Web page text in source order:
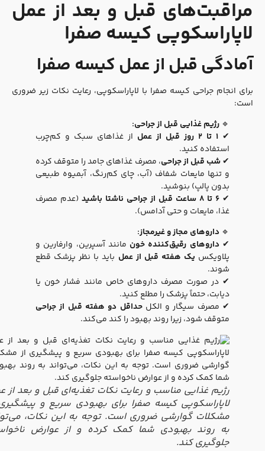
مراقبت‌های قبل و بعد از عمل
لاپاراسکوپی کیسه صفرا
آمادگی قبل از عملکیسه صفرا
برای انجام جراحی کیسه صفرا با لاپاراسکوپی، رعایت نکات زیر ضروری
است:
رژیم غذایی قبل از جراحی:
۱ تا ۲ روز قبل از عمل
از غذاهای سبک و کم‌چرب
استفاده کنید.
شب قبل از جراحی، مصرف غذاهای جامد را متوقف کرده
و تنها مایعات شفاف (آب، چای کم‌رنگ، آبمیوه طبیعی
بدون پالپ) بنوشید.
۶ تا ۸ ساعت قبل از جراحی ناشتا باشید
(عدم مصرف
غذا، مایعات و حتی آدامس).
داروهای مجاز و غیرمجاز:
داروهای رقیق‌کننده خونمانند آسپرین، وارفارین و
پلاویکسیک هفته قبل از عملباید با نظر پزشک قطع
شوند.
✔ در صورت مصرف داروهای خاص مانند فشار خون یا
دیابت، حتماً پزشک را مطلع کنید.
✔ مصرف سیگار و الکلحداقل دو هفته قبل از جراحی
متوقف شود، زیرا روند بهبود را کند می‌کند.
رژیم غذایی مناسب و رعایت نکات تغذیه‌ای قبل و بعد از عمل
لاپاراسکوپی کیسه صفرا برای بهبودی سریع و پیشگیری از
مشکلات گوارشی ضروری است. توجه به این نکات، می‌تواند
به روند بهبودی شما کمک کرده و از عوارض ناخواسته
جلوگیری کند.